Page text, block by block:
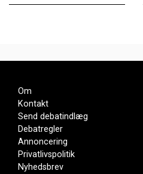
Om
Kontakt
Send debatindlæg
Debatregler
Annoncering
Privatlivspolitik
Nyhedsbrev